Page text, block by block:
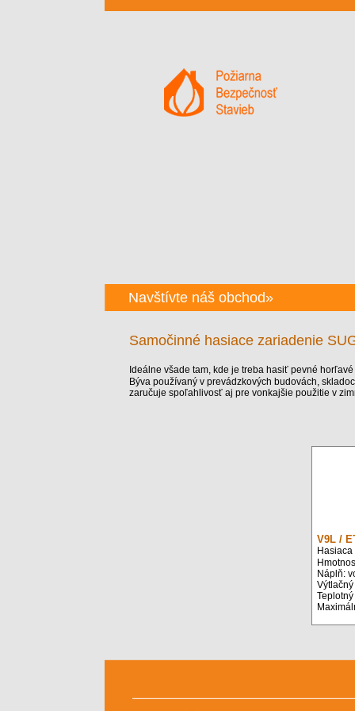
Navštívte náš obchod»
Samočinné hasiace zariadenie
Ideálne všade tam, kde je treba hasiť pevné
Býva používaný v prevádzkových budovách,
zaručuje spoľahlivosť aj pre vonkajšie použitie v
V9L /
Náplň: